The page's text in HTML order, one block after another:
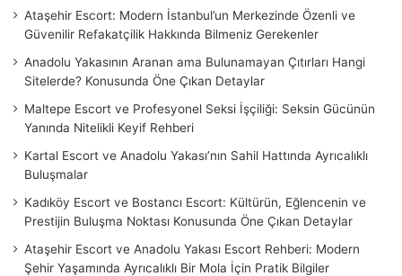
Ataşehir Escort: Modern İstanbul’un Merkezinde Özenli ve
Güvenilir Refakatçilik Hakkında Bilmeniz Gerekenler
Anadolu Yakasının Aranan ama Bulunamayan Çıtırları Hangi
Sitelerde? Konusunda Öne Çıkan Detaylar
Maltepe Escort ve Profesyonel Seksi İşçiliği: Seksin Gücünün
Yanında Nitelikli Keyif Rehberi
Kartal Escort ve Anadolu Yakası’nın Sahil Hattında Ayrıcalıklı
Buluşmalar
Kadıköy Escort ve Bostancı Escort: Kültürün, Eğlencenin ve
Prestijin Buluşma Noktası Konusunda Öne Çıkan Detaylar
Ataşehir Escort ve Anadolu Yakası Escort Rehberi: Modern
Şehir Yaşamında Ayrıcalıklı Bir Mola İçin Pratik Bilgiler